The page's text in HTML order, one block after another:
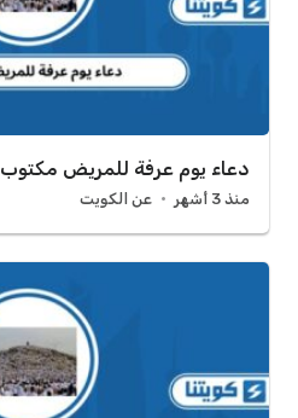
دعاء يوم عرفة للمريض مكتوب 2026
منذ 3 أشهر عن الكويت